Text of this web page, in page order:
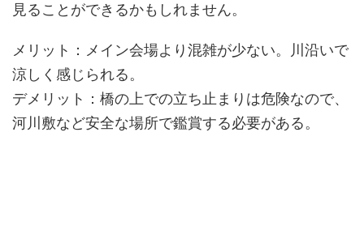
見ることができるかもしれません。
メリット： メイン会場より混雑が少ない。川沿いで
涼しく感じられる。
デメリット： 橋の上での立ち止まりは危険なので、
河川敷など安全な場所で鑑賞する必要がある。